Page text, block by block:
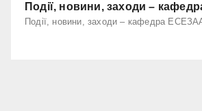
Події, новини, заходи –
Події, новини, заходи – кафедра